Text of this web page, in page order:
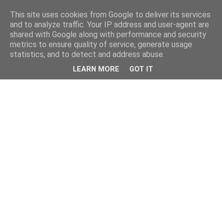
This site uses cookies from Google to deliver its services
and to analyze traffic. Your IP address and user-agent are
shared with Google along with performance and security
metrics to ensure quality of service, generate usage
statistics, and to detect and address abuse.
LEARN MORE GOT IT